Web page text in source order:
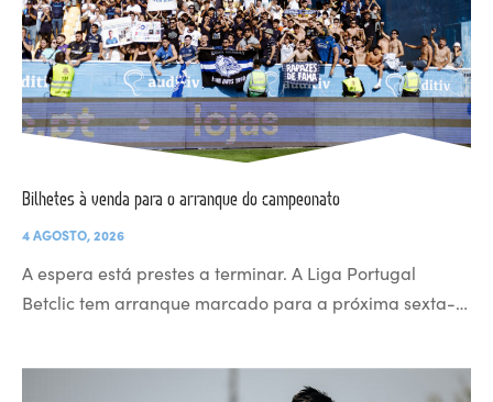
Bilhetes à venda para o arranque do campeonato
4 AGOSTO, 2026
A espera está prestes a terminar. A Liga Portugal
Betclic tem arranque marcado para a próxima sexta-…